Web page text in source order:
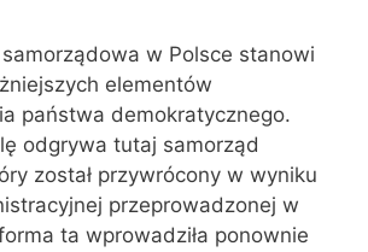
w Polsce stanowi
elementów
państwa demokratycznego.
odgrywa tutaj samorząd
został przywrócony w wyniku
przeprowadzonej w
ta wprowadziła ponownie